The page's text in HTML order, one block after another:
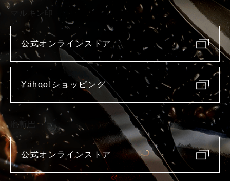
マルキン印
公式オンラインストア
Yahoo!ショッピング
庖斬巴
公式オンラインストア